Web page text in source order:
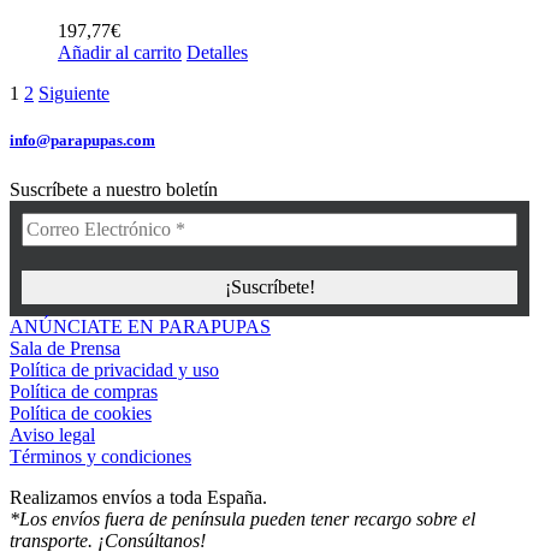
197,77€
Añadir al carrito Detalles
1 2 Siguiente
info@parapupas.com
Suscríbete a nuestro boletín
ANÚNCIATE EN PARAPUPAS
Sala de Prensa
Política de privacidad y uso
Política de compras
Política de cookies
Aviso legal
Términos y condiciones
Realizamos envíos a toda España.
*Los envíos fuera de península pueden tener recargo sobre el
transporte. ¡Consúltanos!